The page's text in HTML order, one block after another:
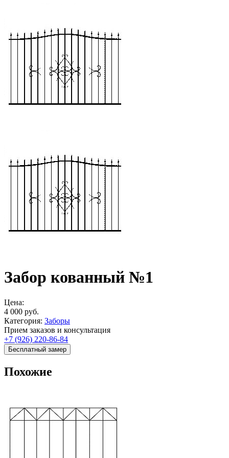
Забор кованный №1
Цена:
4 000 руб.
Категория: Заборы
Прием заказов и консультация
+7 (926) 220-86-84
Бесплатный замер
Похожие